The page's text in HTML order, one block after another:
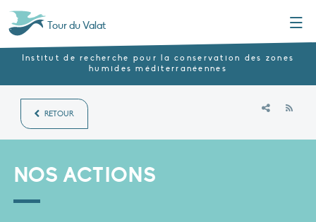
Tour du Valat
Institut de recherche pour la conservation des zones
humides méditerranéennes
RETOUR
NOS ACTIONS